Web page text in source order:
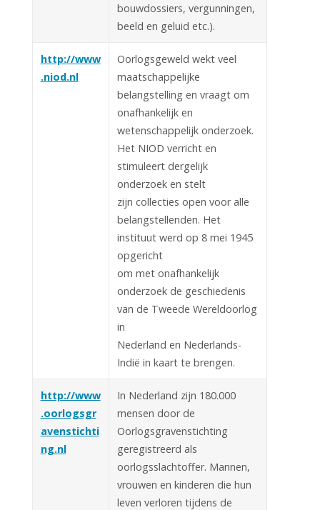
bouwdossiers, vergunningen,
beeld en geluid etc.).
http://www
.niod.nl
Oorlogsgeweld wekt veel
maatschappelijke
belangstelling en vraagt om
onafhankelijk en
wetenschappelijk onderzoek.
Het NIOD verricht en
stimuleert dergelijk
onderzoek en stelt
zijn collecties open voor alle
belangstellenden. Het
instituut werd op 8 mei 1945
opgericht
om met onafhankelijk
onderzoek de geschiedenis
van de Tweede Wereldoorlog
in
Nederland en Nederlands-
Indië in kaart te brengen.
http://www
.oorlogsgr
avenstichti
ng.nl
In Nederland zijn 180.000
mensen door de
Oorlogsgravenstichting
geregistreerd als
oorlogsslachtoffer. Mannen,
vrouwen en kinderen die hun
leven verloren tijdens de